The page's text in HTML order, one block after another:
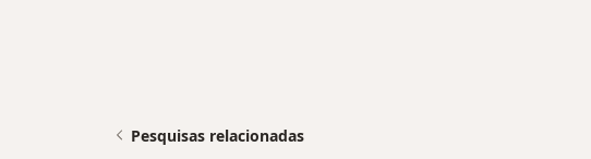
Pesquisas relacionadas